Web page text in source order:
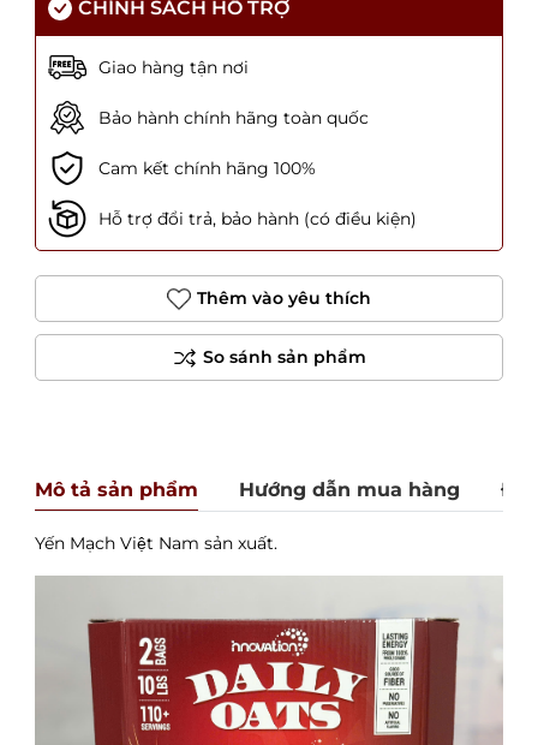
CHÍNH SÁCH HỖ TRỢ
Giao hàng tận nơi
Bảo hành chính hãng toàn quốc
Cam kết chính hãng 100%
Hỗ trợ đổi trả, bảo hành (có điều kiện)
Thêm vào yêu thích
Mô tả sản phẩm Hướng dẫn mua hàng
Yến Mạch Việt Nam sản xuất.